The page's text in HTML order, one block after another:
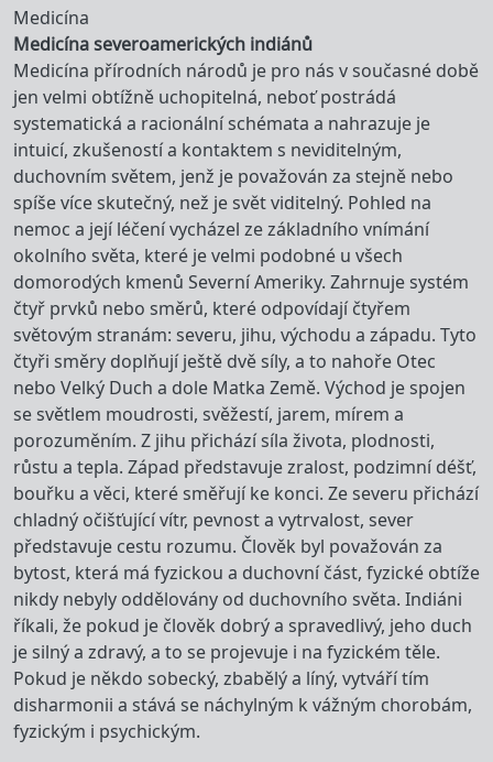
Medicína
Medicína severoamerických indiánů
Medicína přírodních národů je pro nás v současné době
jen velmi obtížně uchopitelná, neboť postrádá
systematická a racionální schémata a nahrazuje je
intuicí, zkušeností a kontaktem s neviditelným,
duchovním světem, jenž je považován za stejně nebo
spíše více skutečný, než je svět viditelný. Pohled na
nemoc a její léčení vycházel ze základního vnímání
okolního světa, které je velmi podobné u všech
domorodých kmenů Severní Ameriky. Zahrnuje systém
čtyř prvků nebo směrů, které odpovídají čtyřem
světovým stranám: severu, jihu, východu a západu. Tyto
čtyři směry doplňují ještě dvě síly, a to nahoře Otec
nebo Velký Duch a dole Matka Země. Východ je spojen
se světlem moudrosti, svěžestí, jarem, mírem a
porozuměním. Z jihu přichází síla života, plodnosti,
růstu a tepla. Západ představuje zralost, podzimní déšť,
bouřku a věci, které směřují ke konci. Ze severu přichází
chladný očišťující vítr, pevnost a vytrvalost, sever
představuje cestu rozumu. Člověk byl považován za
bytost, která má fyzickou a duchovní část, fyzické obtíže
nikdy nebyly oddělovány od duchovního světa. Indiáni
říkali, že pokud je člověk dobrý a spravedlivý, jeho duch
je silný a zdravý, a to se projevuje i na fyzickém těle.
Pokud je někdo sobecký, zbabělý a líný, vytváří tím
disharmonii a stává se náchylným k vážným chorobám,
fyzickým i psychickým.